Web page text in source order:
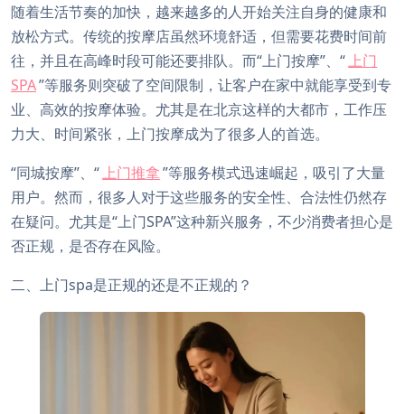
随着生活节奏的加快，越来越多的人开始关注自身的健康和
放松方式。传统的按摩店虽然环境舒适，但需要花费时间前
往，并且在高峰时段可能还要排队。而“上门按摩”、“上门
SPA”等服务则突破了空间限制，让客户在家中就能享受到专
业、高效的按摩体验。尤其是在北京这样的大都市，工作压
力大、时间紧张，上门按摩成为了很多人的首选。
“同城按摩”、“上门推拿”等服务模式迅速崛起，吸引了大量
用户。然而，很多人对于这些服务的安全性、合法性仍然存
在疑问。尤其是“上门SPA”这种新兴服务，不少消费者担心是
否正规，是否存在风险。
二、上门spa是正规的还是不正规的？